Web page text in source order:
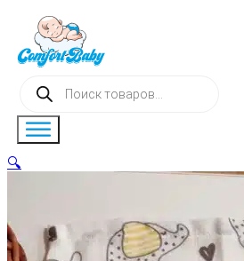
Поиск
товаров
🔍